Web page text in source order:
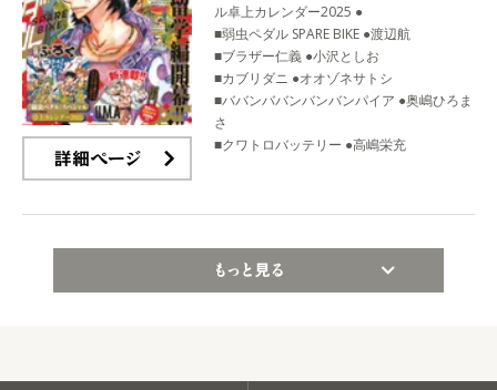
ル卓上カレンダー2025 ●
■弱虫ペダル SPARE BIKE ●渡辺航
■ブラザー仁義 ●小沢としお
■カブリダニ ●オオゾネサトシ
■ババンババンバンバンパイア ●奥嶋ひろま
さ
■クワトロバッテリー ●高嶋栄充